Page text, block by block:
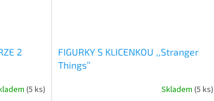
2
(5 ks)
FIGURKY S KLICENKOU ,,Stranger
Things’’
Skladem (5 ks)